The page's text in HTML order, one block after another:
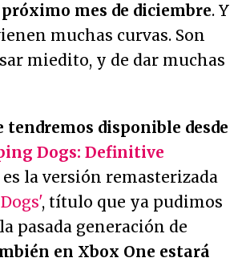
mes de diciembre. Y
muchas curvas. Son
miedito, y de dar muchas
tendremos disponible desde
Dogs: Definitive
es la versión remasterizada
, título que ya pudimos
pasada generación de
en Xbox One estará